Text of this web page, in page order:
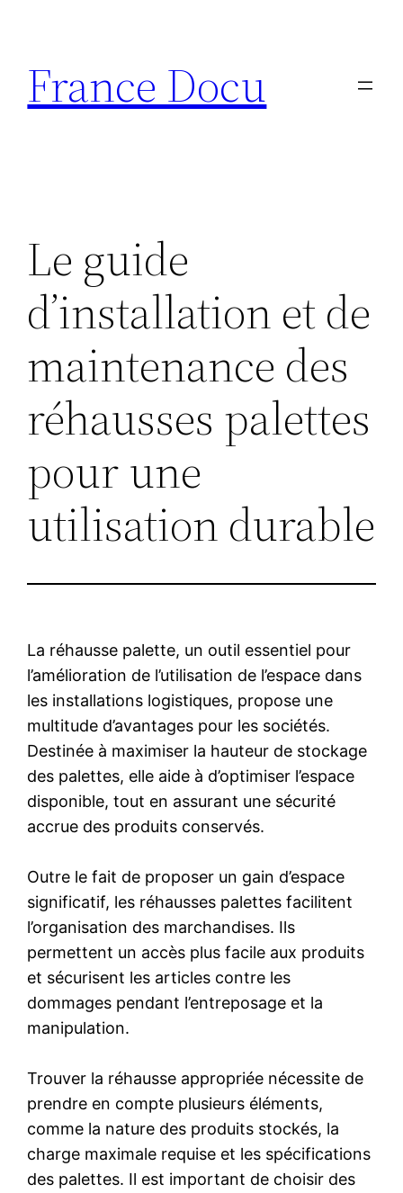
contenu
France Docu
Le guide
d’installation et de
maintenance des
réhausses palettes
pour une
utilisation durable
La réhausse palette, un outil essentiel pour
l’amélioration de l’utilisation de l’espace dans
les installations logistiques, propose une
multitude d’avantages pour les sociétés.
Destinée à maximiser la hauteur de stockage
des palettes, elle aide à d’optimiser l’espace
disponible, tout en assurant une sécurité
accrue des produits conservés.
Outre le fait de proposer un gain d’espace
significatif, les réhausses palettes facilitent
l’organisation des marchandises. Ils
permettent un accès plus facile aux produits
et sécurisent les articles contre les
dommages pendant l’entreposage et la
manipulation.
Trouver la réhausse appropriée nécessite de
prendre en compte plusieurs éléments,
comme la nature des produits stockés, la
charge maximale requise et les spécifications
des palettes. Il est important de choisir des